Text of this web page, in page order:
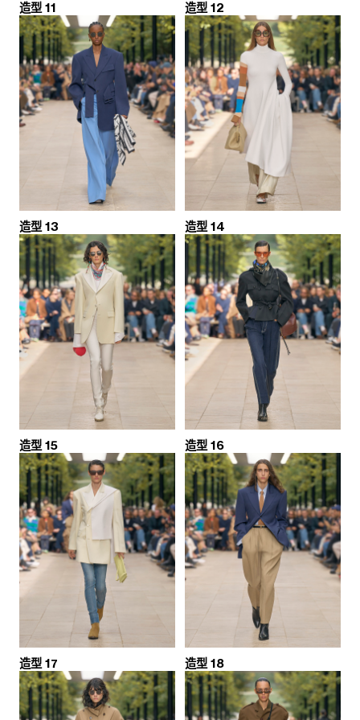
造型 11 造型 12
造型 13 造型 14
造型 15 造型 16
造型 17 造型 18